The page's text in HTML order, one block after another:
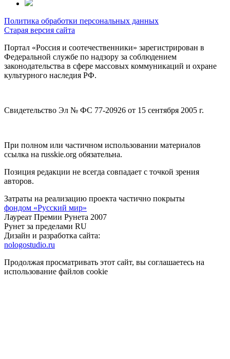
Политика обработки персональных данных
Старая версия сайта
Портал «Россия и соотечественники» зарегистрирован в
Федеральной службе по надзору за соблюдением
законодательства в сфере массовых коммуникаций и охране
культурного наследия РФ.
Свидетельство Эл № ФС 77-20926 от 15 сентября 2005 г.
При полном или частичном использовании материалов
ссылка на russkie.org обязательна.
Позиция редакции не всегда совпадает с точкой зрения
авторов.
Затраты на реализацию проекта частично покрыты
фондом «Русский мир»
Лауреат Премии Рунета 2007
Рунет за пределами RU
Дизайн и разработка сайта:
nologostudio.ru
Продолжая просматривать этот сайт, вы соглашаетесь на
использование файлов cookie